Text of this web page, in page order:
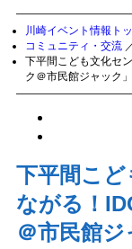
川崎イベント情報ト
コミュニティ・交流
下平間こども文化セ
ク＠市民館ジャック」
下平間こど
ながる！
＠市民館ジ